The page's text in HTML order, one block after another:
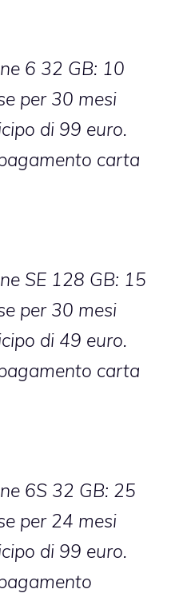
6 32 GB: 10
per 30 mesi
di 99 euro.
carta
SE 128 GB: 15
per 30 mesi
di 49 euro.
carta
6S 32 GB: 25
per 24 mesi
di 99 euro.